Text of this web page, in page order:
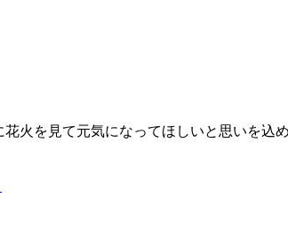
火を見て元気になってほしいと思いを